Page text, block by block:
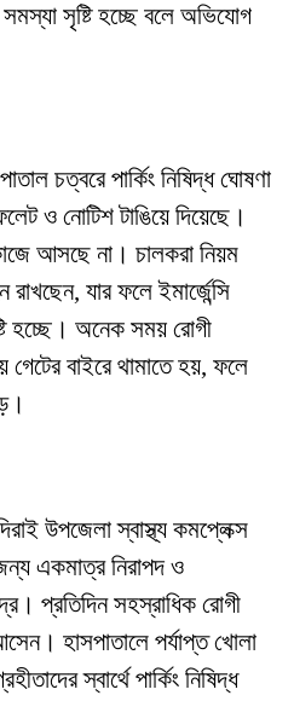
সমস্যা সৃষ্টি হচ্ছে বলে অভিযোগ
চত্বরে পার্কিং নিষিদ্ধ ঘোষণা
ও নোটিশ টাঙিয়ে দিয়েছে।
আসছে না। চালকরা নিয়ম
যার ফলে ইমার্জেন্সি
হচ্ছে। অনেক সময় রোগী
গেটের বাইরে থামাতে হয়, ফলে
উপজেলা স্বাস্থ্য কমপ্লেক্স
একমাত্র নিরাপদ ও
প্রতিদিন সহস্রাধিক রোগী
হাসপাতালে পর্যাপ্ত খোলা
স্বার্থে পার্কিং নিষিদ্ধ